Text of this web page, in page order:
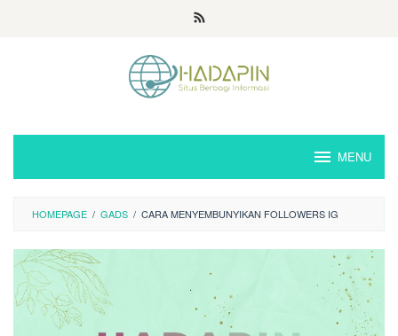
MENU
HOMEPAGE / GADS / CARA MENYEMBUNYIKAN FOLLOWERS IG